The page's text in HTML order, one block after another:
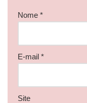
Nome *
E-mail *
Site